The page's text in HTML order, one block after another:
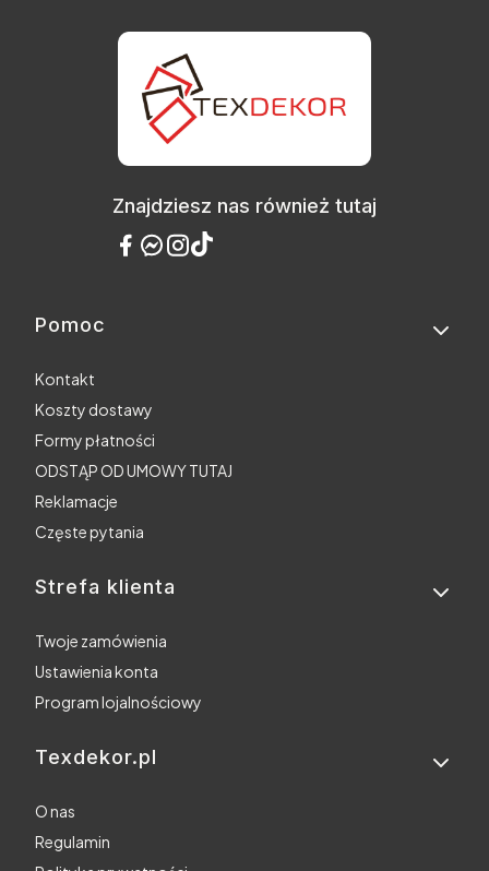
Znajdziesz nas również tutaj
Linki w stopce
Pomoc
Kontakt
Koszty dostawy
Formy płatności
ODSTĄP OD UMOWY TUTAJ
Reklamacje
Częste pytania
Strefa klienta
Twoje zamówienia
Ustawienia konta
Program lojalnościowy
Texdekor.pl
O nas
Regulamin